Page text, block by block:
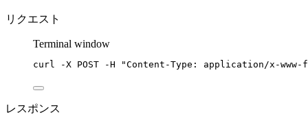
リクエスト
Terminal window
curl -X POST -H "Content-Type: application/x-www-
レスポンス